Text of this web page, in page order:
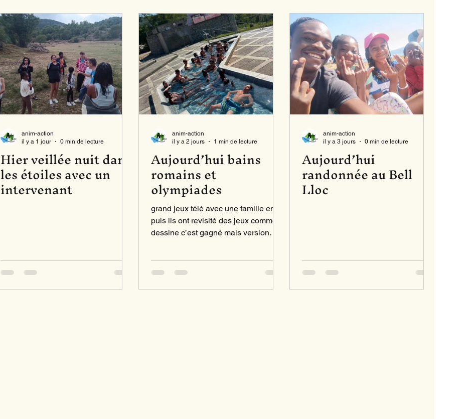
Hier veillée nuit dans
les étoiles avec un
intervenant
anim-action
il y a 1 jour
0 min de lecture
Aujourd’hui bains
romains et
olympiades
grand jeux télé avec une famille en or
puis ils ont revisité des jeux comme
dessine c’est gagné mais version
anim-action
il y a 2 jours
1 min de lecture
Aujourd’hui
randonnée au Bell
Lloc
anim-action
il y a 3 jours
0 min de lecture